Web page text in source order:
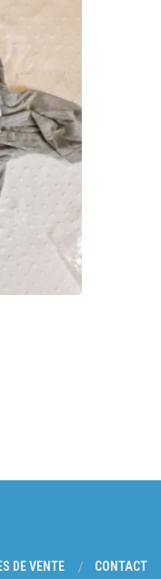
DE VENTE CONTACT